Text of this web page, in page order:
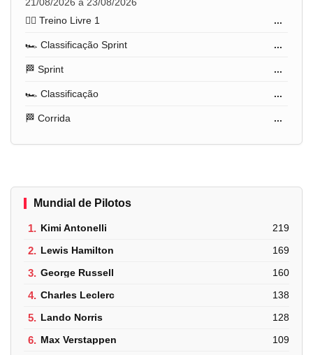
🏋️‍♂️ Treino Livre 1
...
🏎️ Classificação Sprint ...
🏁 Sprint ...
🏎️ Classificação ...
🏁 Corrida ...
Mundial de Pilotos
1. Kimi Antonelli 219
2. Lewis Hamilton 169
3. George Russell 160
4. Charles Leclerc 138
5. Lando Norris 128
6. Max Verstappen 109